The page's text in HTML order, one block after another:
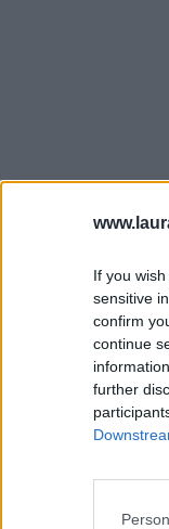
If you
sensitive
confirm
continue
further